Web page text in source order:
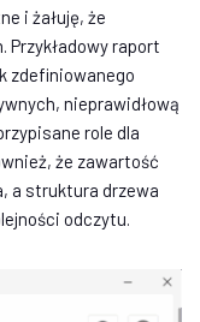
i żałuję, że
Przykładowy raport
zdefiniowanego
nieprawidłową
role dla
że zawartość
a struktura drzewa
odczytu.